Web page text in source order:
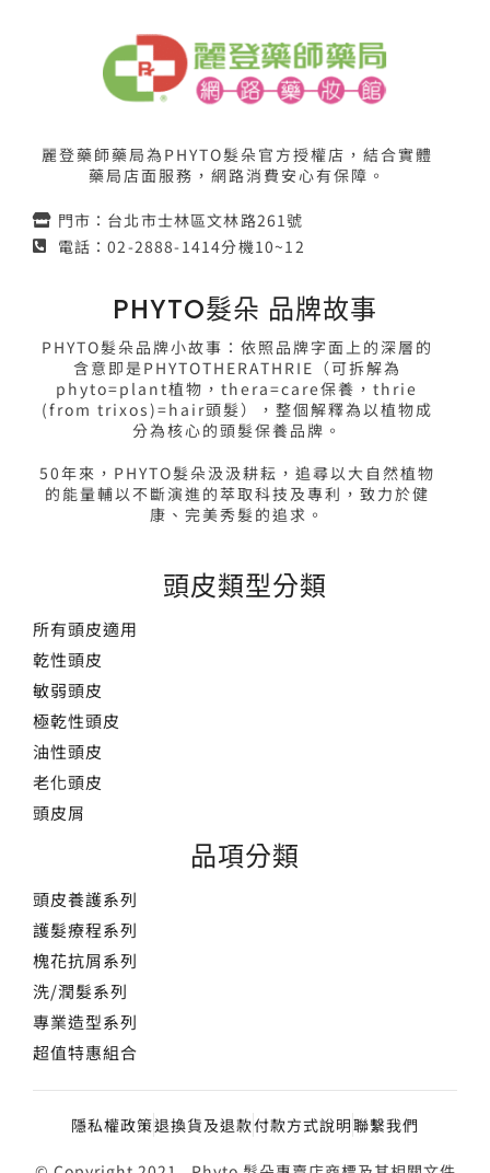
麗登藥師藥局為PHYTO髮朵官方授權店，結合實體
藥局店面服務，網路消費安心有保障。
門市：台北市士林區文林路261號
電話：02-2888-1414分機10~12
PHYTO髮朵 品牌故事
PHYTO髮朵品牌小故事：依照品牌字面上的深層的
含意即是PHYTOTHERATHRIE（可拆解為
phyto=plant植物，thera=care保養，thrie
(from trixos)=hair頭髮），整個解釋為以植物成
分為核心的頭髮保養品牌。
50年來，PHYTO髮朵汲汲耕耘，追尋以大自然植物
的能量輔以不斷演進的萃取科技及專利，致力於健
康、完美秀髮的追求。
頭皮類型分類
所有頭皮適用
乾性頭皮
敏弱頭皮
極乾性頭皮
油性頭皮
老化頭皮
頭皮屑
品項分類
頭皮養護系列
護髮療程系列
槐花抗屑系列
洗/潤髮系列
專業造型系列
超值特惠組合
隱私權政策退換貨及退款付款方式說明聯繫我們